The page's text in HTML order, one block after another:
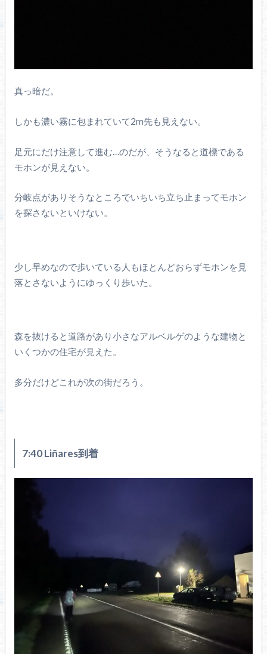
真っ暗だ。
しかも濃い霧に包まれていて2m先も見えない。
足元にだけ注意して進む…のだが、そうなると道標である
モホンが見えない。
分岐点がありそうなところでいちいち立ち止まってモホン
を探さないといけない。
少し早めなので歩いている人もほとんどおらずモホンを見
落とさないようにゆっくり歩いた。
森を抜けると道路があり小さなアルベルゲのような建物と
いくつかの住宅が見えた。
多分だけどこれが次の街だろう。
7:40 Liñares到着